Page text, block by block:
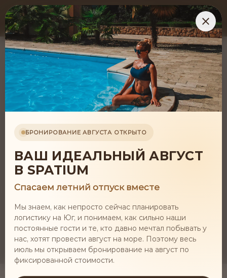
БРОНИРОВАНИЕ АВГУСТА ОТКРЫТО
ВАШ ИДЕАЛЬНЫЙ АВГУСТ
В SPATIUM
Спасаем летний отпуск вместе
Мы знаем, как непросто сейчас планировать
логистику на Юг, и понимаем, как сильно наши
постоянные гости и те, кто давно мечтал побывать у
нас, хотят провести август на море. Поэтому весь
июль мы открываем бронирование на август по
фиксированной стоимости.
Все программы